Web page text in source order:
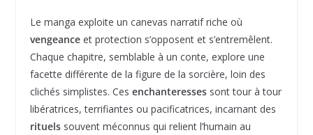
Le manga exploite un canevas narratif riche où
vengeanceet protection s’opposent et s’entremêlent.
Chaque chapitre, semblable à un conte, explore une
facette différente de la figure de la sorcière, loin des
clichés simplistes. Ces enchanteressessont tour à tour
libératrices, terrifiantes ou pacificatrices, incarnant des
rituelssouvent méconnus qui relient l’humain au